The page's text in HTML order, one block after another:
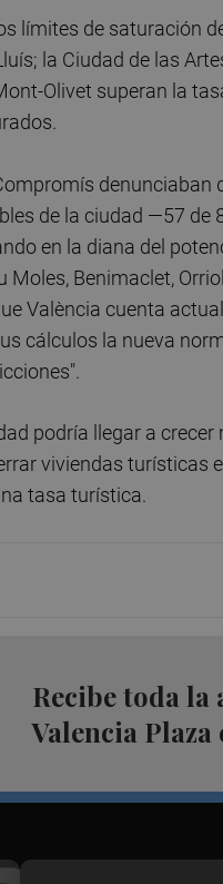
límites de saturación
la Ciudad de las
Olivet superan la
denunciaban
de la ciudad —57
en la diana del
Benimaclet,
València cuenta
cálculos la nueva
podría llegar a
viviendas turísticas
tasa turística.
Recibe toda la
Valencia